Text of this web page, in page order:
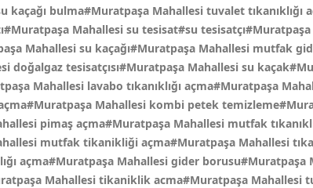
kaçağı bulma#Muratpaşa Mahallesi tuvalet
Mahallesi su tesisat#su
Mahallesi su kaçağı#Muratpaşa Mahallesi mutfak
doğalgaz tesisatçısı#Muratpaşa Mahallesi su
Mahallesi lavabo tıkanıklığı açma#Muratpaşa
Mahallesi kombi petek
pimaş açma#Muratpaşa Mahallesi mutfak
mutfak tikanikliği açma#Muratpaşa Mahallesi
açma#Muratpaşa Mahallesi gider
Mahallesi tikaniklik acma#Muratpaşa Mahallesi